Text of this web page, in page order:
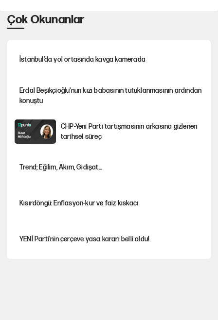
Çok Okunanlar
İstanbul’da yol ortasında kavga kamerada
Erdal Beşikçioğlu'nun kızı babasının tutuklanmasının ardından
konuştu
CHP-Yeni Parti tartışmasının arkasına gizlenen
tarihsel süreç
Trend; Eğilim, Akım, Gidişat…
Kısırdöngü: Enflasyon-kur ve faiz kıskacı
YENİ Parti'nin çerçeve yasa kararı belli oldu!